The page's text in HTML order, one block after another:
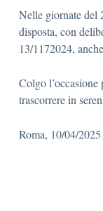
Nelle giornate del
disposta, con
13/1172024,
Colgo
trascorrere in
Roma, 10/04/2025